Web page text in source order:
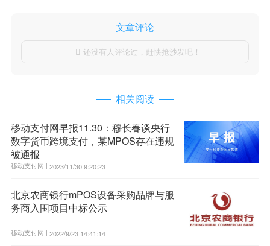
文章评论
 还没有人评论过，赶快抢沙发吧！
相关阅读
移动支付网早报11.30：穆长春谈央行
数字货币跨境支付，某MPOS存在违规
被通报
移动支付网 | 2023/11/30 9:20:23
北京农商银行mPOS设备采购品牌与服
务商入围项目中标公示
移动支付网 | 2022/9/23 14:41:14